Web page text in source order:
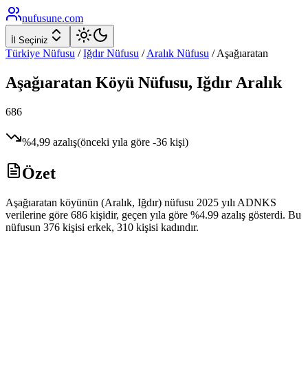
nufusune.com
İl Seçiniz
Türkiye Nüfusu / IğdırNüfusu / Aralık Nüfusu /Aşağıaratan
Aşağıaratan Köyü Nüfusu, Iğdır Aralık
686
%4,99 azalış(önceki yıla göre -36 kişi)
Özet
Aşağıaratan köyünün (Aralık, Iğdır) nüfusu 2025 yılı ADNKS
verilerine göre 686 kişidir, geçen yıla göre %4.99 azalış gösterdi. Bu
nüfusun 376 kişisi erkek, 310 kişisi kadındır.